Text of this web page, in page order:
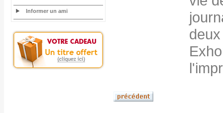
Informer un ami